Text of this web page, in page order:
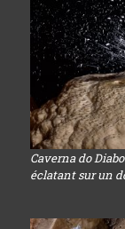
Caverna do
éclatant sur un